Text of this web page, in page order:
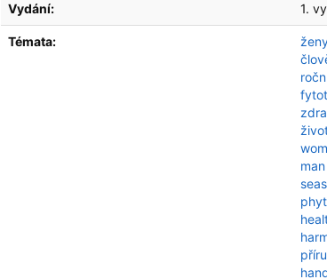
Vydání: 1.
Témata: